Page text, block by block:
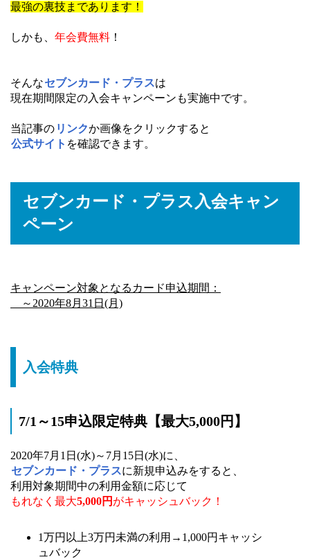
最強の裏技まであります！
しかも、 年会費無料 ！
そんなセブンカード・プラスは
現在期間限定の入会キャンペーンも実施中です。
当記事の リンクか画像をクリックすると
公式サイト を確認できます。
セブンカード・プラス入会キャン
ペーン
キャンペーン対象となるカード申込期間：
～2020年8月31日(月)
入会特典
7/1～15申込限定特典【最大5,000円】
2020年7月1日(水)～7月15日(水)に、
セブンカード・プラスに新規申込みをすると、
利用対象期間中の利用金額に応じて
もれなく最大5,000円 がキャッシュバック！
1万円以上3万円未満の利用→1,000円キャッシ
ュバック